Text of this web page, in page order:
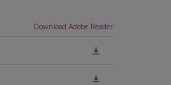
Download Adobe Reader